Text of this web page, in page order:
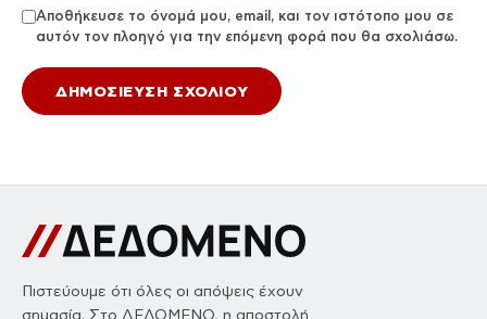
Αποθήκευσε το όνομά μου, email, και τον ιστότοπο μου σε
αυτόν τον πλοηγό για την επόμενη φορά που θα σχολιάσω.
Πιστεύουμε ότι όλες οι απόψεις έχουν
σημασία. Στο ΔΕΔΟΜΕΝΟ, η αποστολή